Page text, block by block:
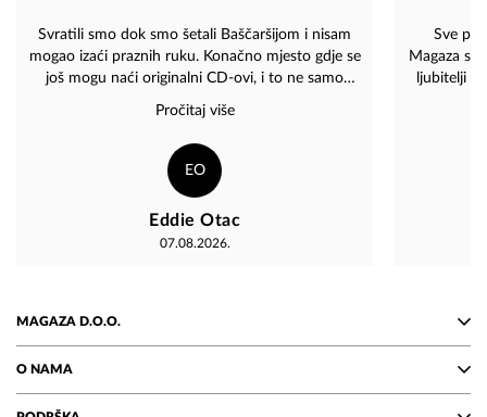
Svratili smo dok smo šetali Baščaršijom i nisam
mogao izaći praznih ruku. Konačno mjesto gdje se
još mogu naći originalni CD-ovi, i to ne samo
domaći nego i strani izvođači. Kupio sam dva
Dinina albuma i maskicu sa stihovima. Osoblje
ljubazno i vidi se da vole muziku. Preporuka.
Pročitaj više
EO
Eddie Otac
07.08.2026.
Sve
Magaza
ljubitelji
MAGAZA D.O.O.
O NAMA